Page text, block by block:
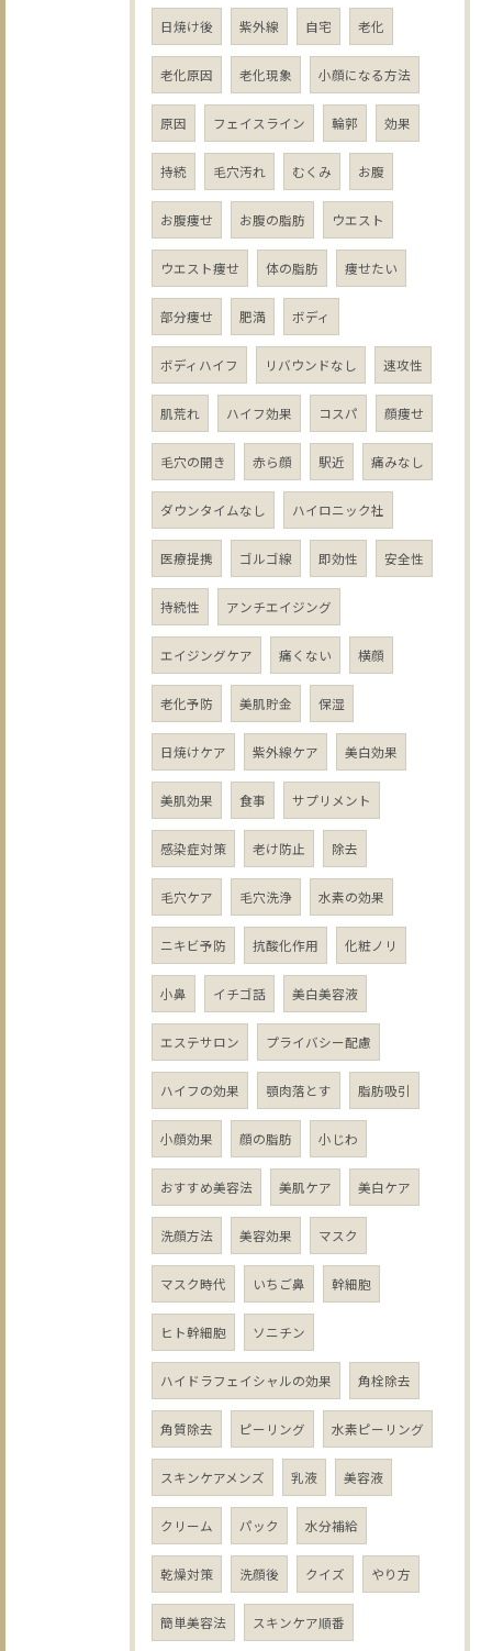
日焼け後 紫外線 自宅 老化
老化原因 老化現象 小顔になる方法
原因 フェイスライン 輪郭 効果
持続 毛穴汚れ むくみ お腹
お腹痩せ お腹の脂肪 ウエスト
ウエスト痩せ 体の脂肪 痩せたい
部分痩せ 肥満 ボディ
ボディハイフ リバウンドなし 速攻性
肌荒れ ハイフ効果 コスパ 顔痩せ
毛穴の開き 赤ら顔 駅近 痛みなし
ダウンタイムなし ハイロニック社
医療提携 ゴルゴ線 即効性 安全性
持続性 アンチエイジング
エイジングケア 痛くない 横顔
老化予防 美肌貯金 保湿
日焼けケア 紫外線ケア 美白効果
美肌効果 食事 サプリメント
感染症対策 老け防止 除去
毛穴ケア 毛穴洗浄 水素の効果
ニキビ予防 抗酸化作用 化粧ノリ
小鼻 イチゴ話 美白美容液
エステサロン プライバシー配慮
ハイフの効果 顎肉落とす 脂肪吸引
小顔効果 顔の脂肪 小じわ
おすすめ美容法 美肌ケア 美白ケア
洗顔方法 美容効果 マスク
マスク時代 いちご鼻 幹細胞
ヒト幹細胞 ソニチン
ハイドラフェイシャルの効果 角栓除去
角質除去 ピーリング 水素ピーリング
スキンケアメンズ 乳液 美容液
クリーム パック 水分補給
乾燥対策 洗顔後 クイズ やり方
簡単美容法 スキンケア順番